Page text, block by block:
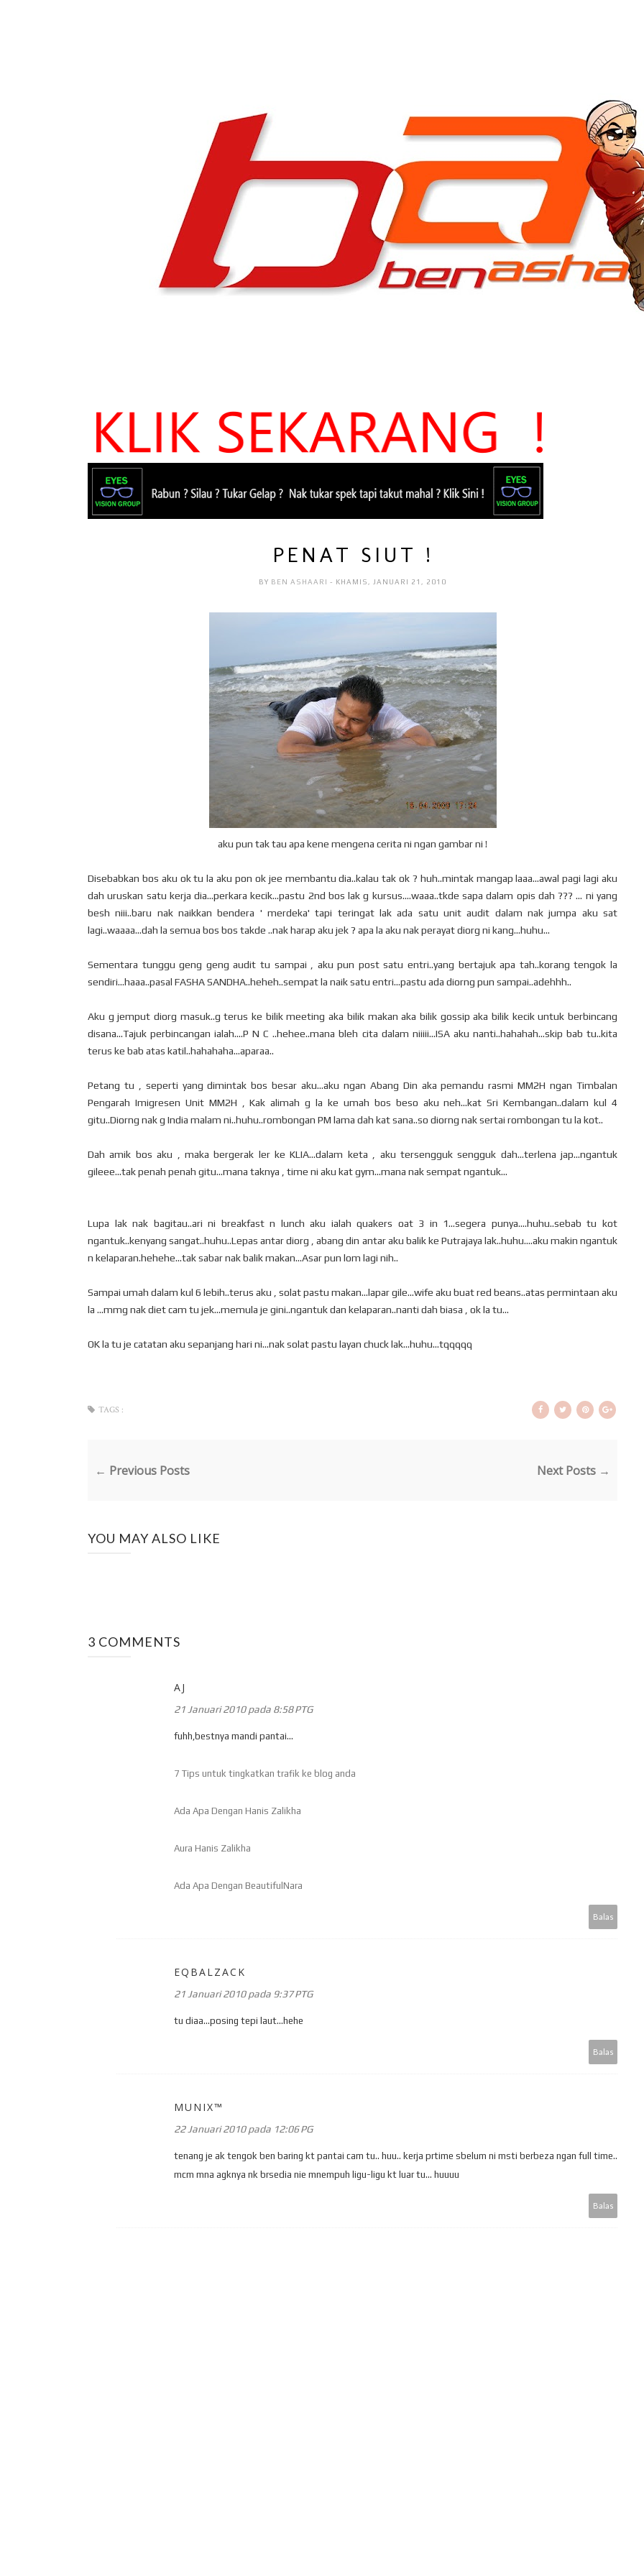
PENAT SIUT !
BY BEN ASHAARI - KHAMIS, JANUARI 21, 2010
aku pun tak tau apa kene mengena cerita ni ngan gambar ni !
Disebabkan bos aku ok tu la aku pon ok jee membantu dia..kalau tak ok ? huh..mintak mangap laaa...awal pagi lagi aku
dah uruskan satu kerja dia...perkara kecik...pastu 2nd bos lak g kursus....waaa..tkde sapa dalam opis dah ??? ... ni yang
besh niii..baru nak naikkan bendera ' merdeka' tapi teringat lak ada satu unit audit dalam nak jumpa aku sat
lagi..waaaa...dah la semua bos bos takde ..nak harap aku jek ? apa la aku nak perayat diorg ni kang...huhu...
Sementara tunggu geng geng audit tu sampai , aku pun post satu entri..yang bertajuk apa tah..korang tengok la
sendiri...haaa..pasal FASHA SANDHA..heheh..sempat la naik satu entri...pastu ada diorng pun sampai..adehhh..
Aku g jemput diorg masuk..g terus ke bilik meeting aka bilik makan aka bilik gossip aka bilik kecik untuk berbincang
disana...Tajuk perbincangan ialah....P N C ..hehee..mana bleh cita dalam niiiii...ISA aku nanti..hahahah...skip bab tu..kita
terus ke bab atas katil..hahahaha...aparaa..
Petang tu , seperti yang dimintak bos besar aku...aku ngan Abang Din aka pemandu rasmi MM2H ngan Timbalan
Pengarah Imigresen Unit MM2H , Kak alimah g la ke umah bos beso aku neh...kat Sri Kembangan..dalam kul 4
gitu..Diorng nak g India malam ni..huhu..rombongan PM lama dah kat sana..so diorng nak sertai rombongan tu la kot..
Dah amik bos aku , maka bergerak ler ke KLIA...dalam keta , aku tersengguk sengguk dah...terlena jap...ngantuk
gileee...tak penah penah gitu...mana taknya , time ni aku kat gym...mana nak sempat ngantuk...
Lupa lak nak bagitau..ari ni breakfast n lunch aku ialah quakers oat 3 in 1...segera punya....huhu..sebab tu kot
ngantuk..kenyang sangat..huhu..Lepas antar diorg , abang din antar aku balik ke Putrajaya lak..huhu....aku makin ngantuk
n kelaparan.hehehe...tak sabar nak balik makan...Asar pun lom lagi nih..
Sampai umah dalam kul 6 lebih..terus aku , solat pastu makan...lapar gile...wife aku buat red beans..atas permintaan aku
la ...mmg nak diet cam tu jek...memula je gini..ngantuk dan kelaparan..nanti dah biasa , ok la tu...
OK la tu je catatan aku sepanjang hari ni...nak solat pastu layan chuck lak...huhu...tqqqqq
TAGS :
← Previous Posts Next Posts →
YOU MAY ALSO LIKE
3 COMMENTS
AJ
21 Januari 2010 pada 8:58 PTG
fuhh,bestnya mandi pantai...
7 Tips untuk tingkatkan trafik ke blog anda
Ada Apa Dengan Hanis Zalikha
Aura Hanis Zalikha
Ada Apa Dengan BeautifulNara
Balas
EQBALZACK
21 Januari 2010 pada 9:37 PTG
tu diaa...posing tepi laut...hehe
Balas
MUNIX™
22 Januari 2010 pada 12:06 PG
tenang je ak tengok ben baring kt pantai cam tu.. huu.. kerja prtime sbelum ni msti berbeza ngan full time..
mcm mna agknya nk brsedia nie mnempuh ligu-ligu kt luar tu... huuuu
Balas